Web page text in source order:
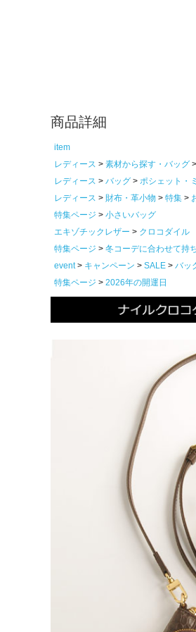
商品詳細
item
レディース
素材から探す・バッグ
レディース
バッグ ポシェット・
レディース
財布・革小物 特集
特集ページ
小さいバッグ
エキゾチックレザー
クロコダイル
特集ページ
冬コーデに合わせて持
event
キャンペーン SALE
バッ
特集ページ
2026年の開運日